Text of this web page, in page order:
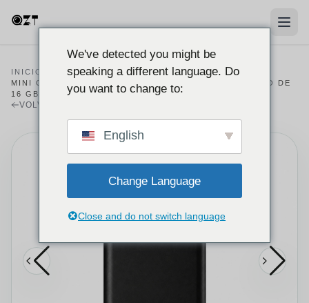
INICIO PRODUCTOS/GRABADOR/
MINI GRABADORA DE VOZ Q1 CON ALMACENAMIENTO DE
16 GB Y VOR
VOLVER AL CATÁLOGO DE GRABADORA
We've detected you might be
speaking a different language. Do
you want to change to:
English
Change Language
Close and do not switch language